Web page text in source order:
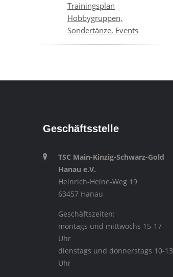
Trainingsplan
Hobbygruppen,
Sondertänze, Events
Geschäftsstelle
TSC Main-Kinzig-Schwarz-Gold
Hanau e.V.
Heinrich-Heine-Weg 19
63457 Hanau
Geschäftszeiten:
montags und mittwochs 15-17
Uhr
dienstags und donnerstags 10-13
Uhr